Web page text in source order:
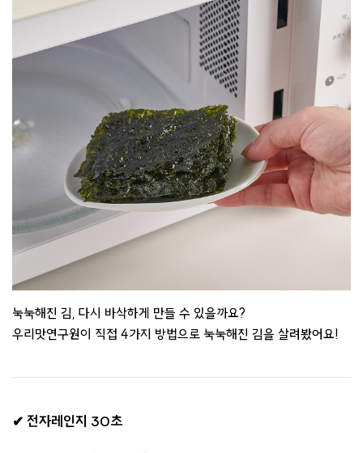
눅눅해진 김, 다시 바삭하게 만들 수 있을까요?
우리맛연구원이 직접 4가지 방법으로 눅눅해진 김을 살려봤어요!
✔ 전자레인지 30초